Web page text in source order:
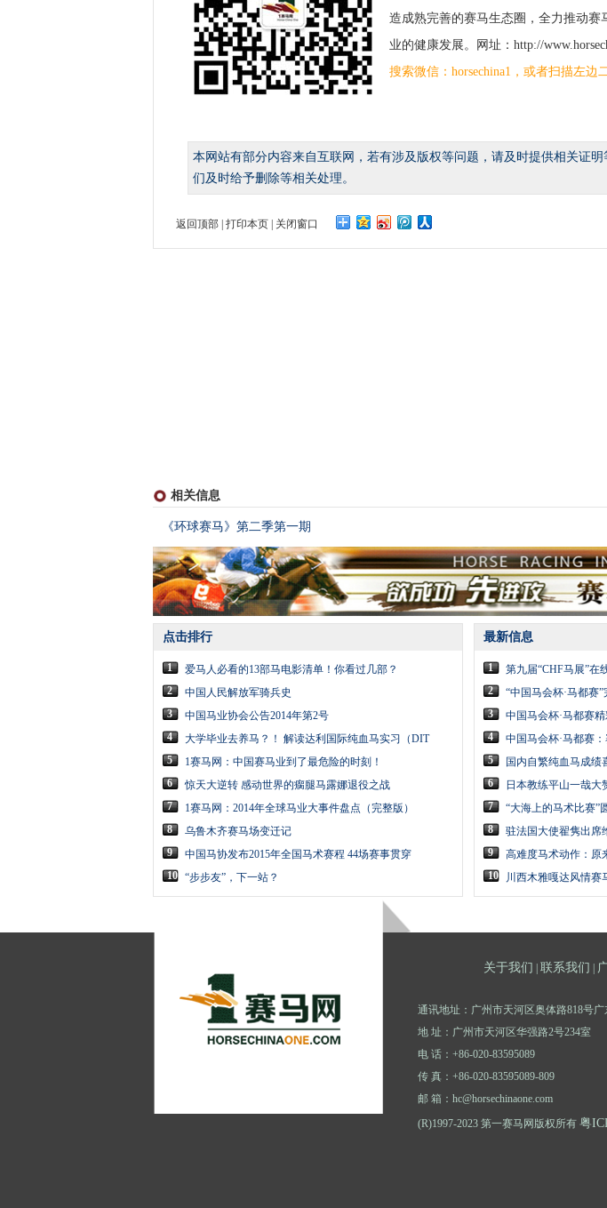
造成熟完善的赛马生态圈，全力推动赛
业的健康发展。网址：http://
搜索微信：horsechina1，或者扫描左边
本网站有部分内容来自互联网，若有涉及版权等问题，请及时提供相关证
们及时给予删除等相关处理。
返回顶部 打印本页 关闭窗口
相关信息
《环球赛马》第二季第一期
点击排行
1
爱马人必看的13部马电影清单！你看过几部？
2
中国人民解放军骑兵史
3
中国马业协会公告2014年第2号
4
大学毕业去养马？！ 解读达利国际纯血马实习（DIT
5
1赛马网：中国赛马业到了最危险的时刻！
6
惊天大逆转 感动世界的瘸腿马露娜退役之战
7
1赛马网：2014年全球马业大事件盘点（完整版）
8
乌鲁木齐赛马场变迁记
9
中国马协发布2015年全国马术赛程 44场赛事贯穿
10 “步步友”，下一站？
最新信息
1
第九届“CHF马展”在
2
“中国马会杯·马都赛
3
中国马会杯·马都赛
4
中国马会杯·马都赛
5
国内自繁纯血马成绩
6
日本教练平山一哉大
7
“大海上的马术比赛”
8
驻法国大使翟隽出席
9
高难度马术动作：原
10
川西木雅嘎达风情赛
关于我们 联系我们
通讯地址：广州市天河区奥体路818号
地 址：广州市天河区华强路2号234室
电 话：+86-020-83595089
传 真：+86-020-83595089-809
邮 箱：hc@horsechinaone.com
(R)1997-2023 第一赛马网版权所有 粤